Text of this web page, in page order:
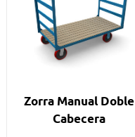
Zorra Manual Doble
Cabecera